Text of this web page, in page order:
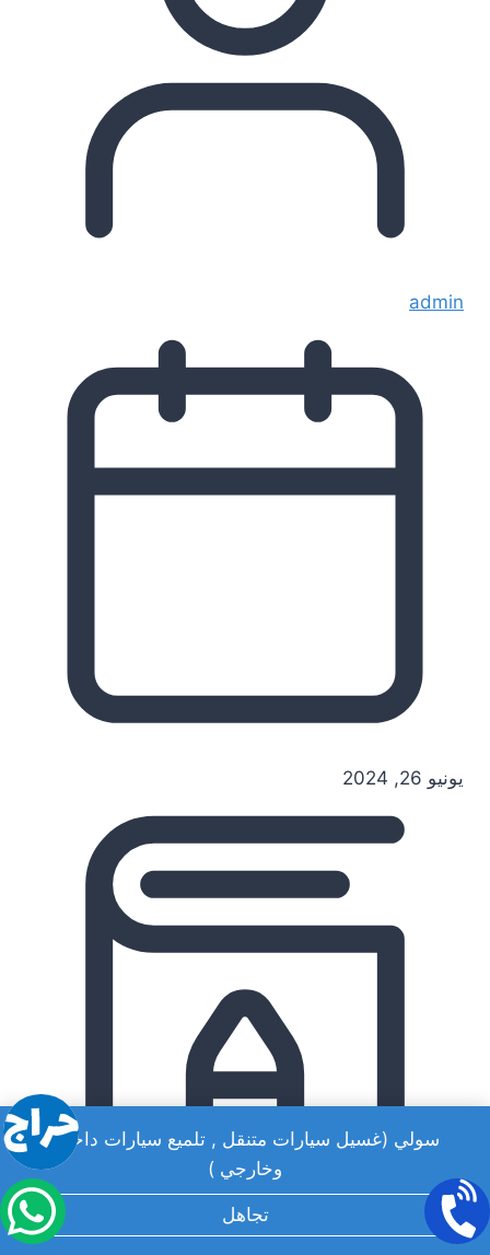
سولي (غسيل سيارات متنقل , تلميع سيارات داخلي
وخارجي )
تجاهل
admin
يونيو 26, 2024